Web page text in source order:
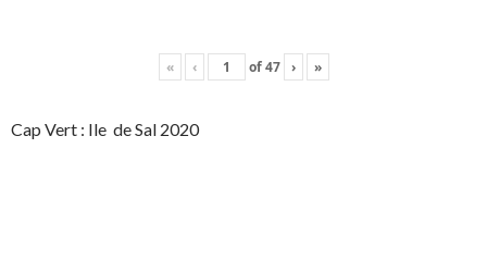
« ‹ of47 › »
Cap Vert : Ile de Sal 2020